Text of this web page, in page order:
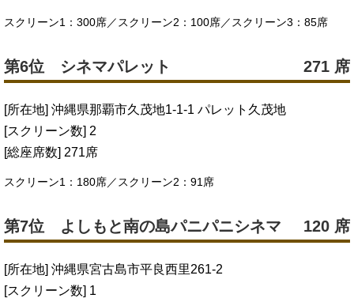
スクリーン1：300席／スクリーン2：100席／スクリーン3：85席
第6位 シネマパレット 271 席
[所在地] 沖縄県那覇市久茂地1-1-1 パレット久茂地
[スクリーン数] 2
[総座席数] 271席
スクリーン1：180席／スクリーン2：91席
第7位 よしもと南の島パニパニシネマ 120 席
[所在地] 沖縄県宮古島市平良西里261-2
[スクリーン数] 1